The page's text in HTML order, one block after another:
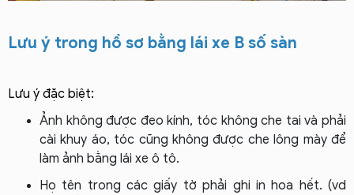
Lưu ý trong hồ sơ bằng lái xe B số sàn
Lưu ý đặc biệt:
Ảnh không được đeo kính, tóc không che tai và phải
cài khuy áo, tóc cũng không được che lông mày để
làm ảnh bằng lái xe ô tô.
Họ tên trong các giấy tờ phải ghi in hoa hết. (vd